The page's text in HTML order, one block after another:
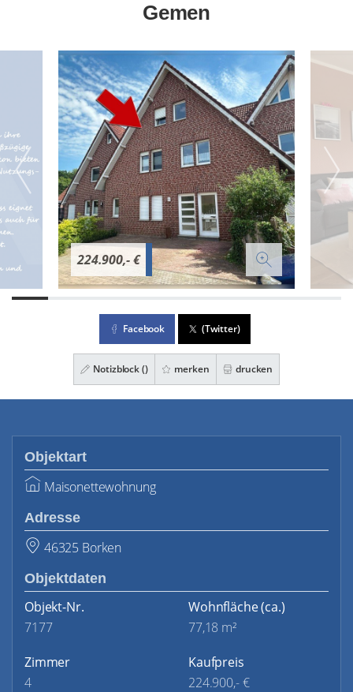
Gemen
224.900,- €
Facebook (Twitter)
Notizblock () merken drucken
Objektart
Maisonettewohnung
Adresse
46325 Borken
Objektdaten
Objekt-Nr.
7177
Wohnfläche(ca.)
77,18 m²
Zimmer
4
Kaufpreis
224.900,- €